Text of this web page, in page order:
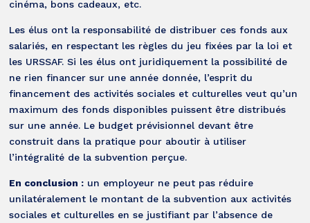
cinéma, bons cadeaux, etc.
Les élus ont la responsabilité de distribuer ces fonds aux
salariés, en respectant les règles du jeu fixées par la loi et
les URSSAF. Si les élus ont juridiquement la possibilité de
ne rien financer sur une année donnée, l’esprit du
financement des activités sociales et culturelles veut qu’un
maximum des fonds disponibles puissent être distribués
sur une année. Le budget prévisionnel devant être
construit dans la pratique pour aboutir à utiliser
l’intégralité de la subvention perçue.
En conclusion : un employeur ne peut pas réduire
unilatéralement le montant de la subvention aux activités
sociales et culturelles en se justifiant par l’absence de